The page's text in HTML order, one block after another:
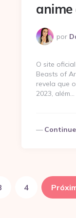
por
por
O site
Beasts of
revela que
2023, além…
4